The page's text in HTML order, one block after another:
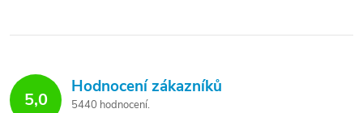
5,0
Hodnocení zákazníků
5440 hodnocení